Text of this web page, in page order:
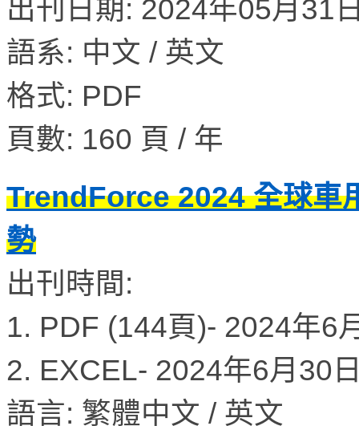
出刊日期: 2024年05月31
語系: 中文 / 英文
格式: PDF
頁數: 160 頁 / 年
TrendForce 2024 全球車
勢
出刊時間:
1. PDF (144頁)- 2024年6
2. EXCEL- 2024年6月30
語言: 繁體中文 / 英文